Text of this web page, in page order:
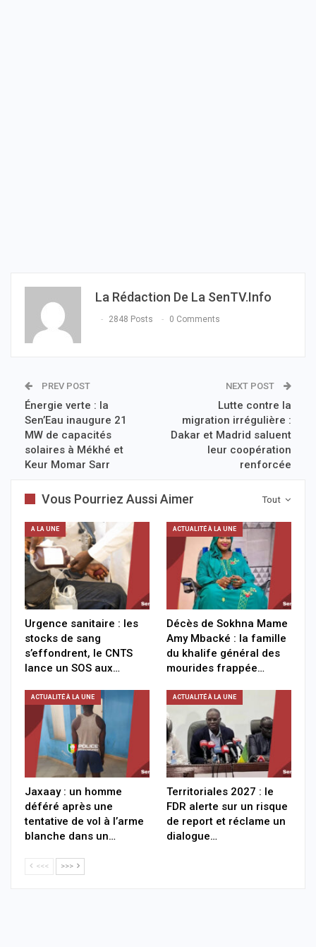
La Rédaction De La SenTV.info
2848 Posts 0 Comments
PREV POST
Énergie verte : la
Sen’Eau inaugure 21
MW de capacités
solaires à Mékhé et
Keur Momar Sarr
NEXT POST
Lutte contre la
migration irrégulière :
Dakar et Madrid saluent
leur coopération
renforcée
Tout
Vous Pourriez Aussi Aimer
A LA UNE
Urgence sanitaire : les
stocks de sang
s’effondrent, le CNTS
lance un SOS aux…
ACTUALITÉ À LA UNE
Décès de Sokhna Mame
Amy Mbacké : la famille
du khalife général des
mourides frappée…
ACTUALITÉ À LA UNE
Jaxaay : un homme
déféré après une
tentative de vol à l’arme
blanche dans un…
ACTUALITÉ À LA UNE
Territoriales 2027 : le
FDR alerte sur un risque
de report et réclame un
dialogue…
<<< >>>